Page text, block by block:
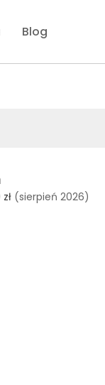
Blog
(sierpień 2026)